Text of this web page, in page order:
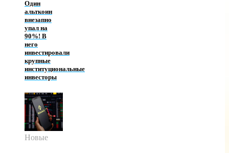
Один
альткоин
внезапно
упал на
90%! В
него
инвестировали
крупные
институциональные
инвесторы
Новые